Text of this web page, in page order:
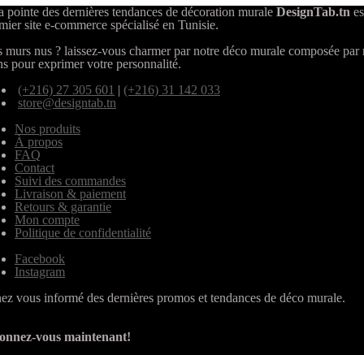
pointe des dernières tendances de décoration murale DesignTab.tn
site e-commerce spécialisé en Tunisie.
murs nus ? laissez-vous charmer par notre déco murale composée par
pour exprimer votre personnalité.
(+216) 27 305 601 | (+216) 31 142 033
store@designtab.tn
Nos produits
À propos
FAQ
Contact
Suivi des commandes
Livraison & paiement
Retours & garantie
Mon compte
Politique de confidentialité
Facebook
Instagram
vous informé des dernières promos et tendances de déco murale.
vous maintenant!